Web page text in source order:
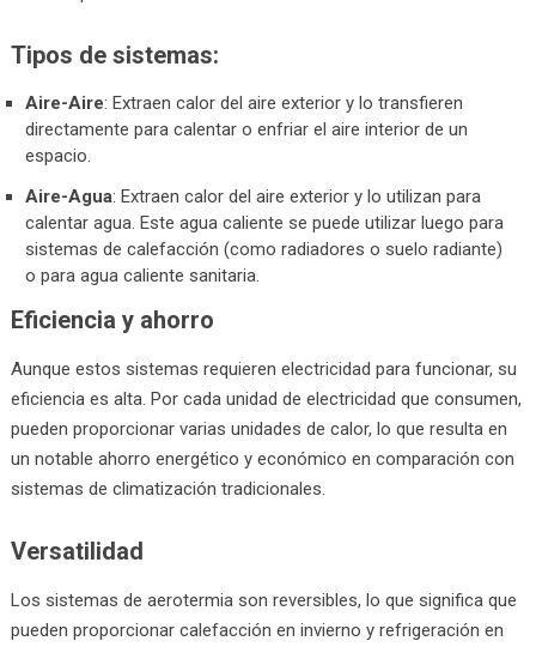
Tipos de sistemas:
Aire-Aire: Extraen calor del aire exterior y lo transfieren
directamente para calentar o enfriar el aire interior de un
espacio.
Aire-Agua: Extraen calor del aire exterior y lo utilizan para
calentar agua. Este agua caliente se puede utilizar luego para
sistemas de calefacción (como radiadores o suelo radiante)
o para agua caliente sanitaria.
Eficiencia y ahorro
Aunque estos sistemas requieren electricidad para funcionar, su
eficiencia es alta. Por cada unidad de electricidad que consumen,
pueden proporcionar varias unidades de calor, lo que resulta en
un notable ahorro energético y económico en comparación con
sistemas de climatización tradicionales.
Versatilidad
Los sistemas de aerotermia son reversibles, lo que significa que
pueden proporcionar calefacción en invierno y refrigeración en